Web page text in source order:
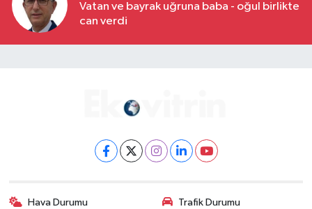
Vatan ve bayrak uğruna baba - oğul birlikte
can verdi
Hava Durumu Trafik Durumu